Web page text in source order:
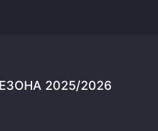
2025/2026